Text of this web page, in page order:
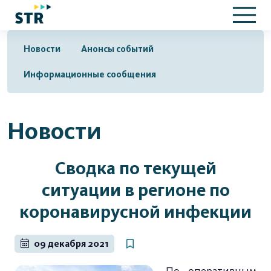
Новости Анонсы событий
Информационные сообщения
Новости
Сводка по текущей
ситуации в регионе по
коронавирусной инфекции
09 декабря 2021